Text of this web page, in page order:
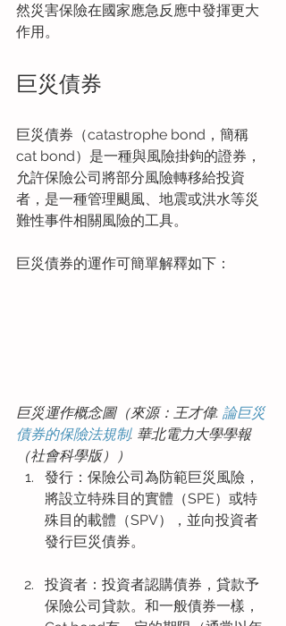
然災害保險在國家應急反應中發揮更大
作用。
巨災債券
巨災債券（catastrophe bond，簡稱
cat bond）是一種與風險掛鉤的證券，
允許保險公司將部分風險轉移給投資
者，是一種管理颶風、地震或洪水等災
難性事件相關風險的工具。
巨災債券的運作可簡單解釋如下：
巨災運作概念圖（來源：王才偉. 論巨災
債券的保險法規制. 華北電力大學學報
（社會科學版））
發行：保險公司為防範巨災風險，
將設立特殊目的實體（SPE）或特
殊目的載體（SPV），並向投資者
發行巨災債券。
投資者：投資者認購債券，貸款予
保險公司貸款。和一般債券一樣，